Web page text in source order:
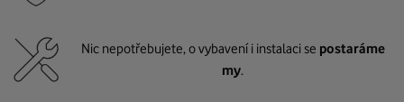
Nic nepotřebujete, o vybavení i instalaci se postaráme
my.